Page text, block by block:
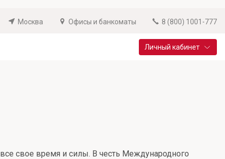
Москва Офисы и банкоматы 8 (800) 1001-777
Личный кабинет
все свое время и силы. В честь Международного